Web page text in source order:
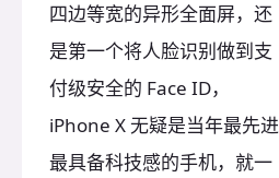
四边等宽的异形全面屏，还
是第一个将人脸识别做到支
付级安全的 Face ID，
iPhone X 无疑是当年最先进
最具备科技感的手机，就一